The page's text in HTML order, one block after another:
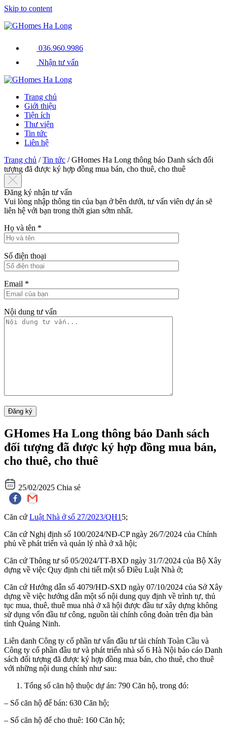
Skip to content
036.960.9986
Nhận tư vấn
Trang chủ
Giới thiệu
Tiện ích
Thư viện
Tin tức
Liên hệ
Trang chủ / Tin tức / GHomes Ha Long thông báo Danh sách đối
tượng đã được ký hợp đồng mua bán, cho thuê, cho thuê
Đăng ký nhận tư vấn
Vui lòng nhập thông tin của bạn ở bên dưới, tư vấn viên dự án sẽ
liên hệ với bạn trong thời gian sớm nhất.
Họ và tên *
Số điện thoại
Email *
Nội dung tư vấn
GHomes Ha Long thông báo Danh sách
đối tượng đã được ký hợp đồng mua bán,
cho thuê, cho thuê
25/02/2025 Chia sẻ
Căn cứ Luật Nhà ở số 27/2023/QH1 5;
Căn cứ Nghị định số 100/2024/NĐ-CP ngày 26/7/2024 của Chính
phủ về phát triển và quản lý nhà ở xã hội;
Căn cứ Thông tư số 05/2024/TT-BXD ngày 31/7/2024 của Bộ Xây
dựng về việc Quy định chi tiết một số Điều Luật Nhà ở;
Căn cứ Hướng dẫn số 4079/HD-SXD ngày 07/10/2024 của Sở Xây
dựng về việc hướng dẫn một số nội dung quy định về trình tự, thủ
tục mua, thuê, thuê mua nhà ở xã hội được đầu tư xây dựng không
sử dụng vốn đầu tư công, nguồn tài chính công đoàn trên địa bàn
tỉnh Quảng Ninh.
Liên danh Công ty cổ phần tư vấn đầu tư tài chính Toàn Cầu và
Công ty cổ phần đầu tư và phát triển nhà số 6 Hà Nội báo cáo Danh
sách đối tượng đã được ký hợp đồng mua bán, cho thuê, cho thuê
với những nội dung chính như sau:
Tổng số căn hộ thuộc dự án: 790 Căn hộ, trong đó:
– Số căn hộ để bán: 630 Căn hộ;
– Số căn hộ để cho thuê: 160 Căn hộ;